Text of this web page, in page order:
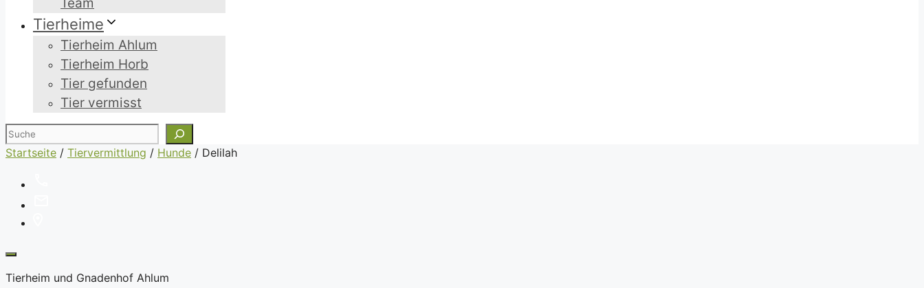
Tierheime
Tierheim Ahlum
Tierheim Horb
Tier gefunden
Tier vermisst
Suchen
Startseite / Tiervermittlung / Hunde / Delilah
Tierheim und Gnadenhof Ahlum